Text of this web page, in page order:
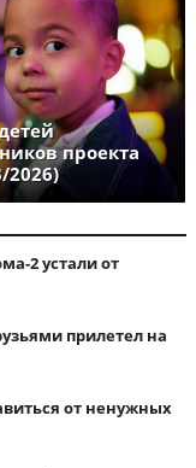
проекта
2026)
2 устали от
прилетел на
от ненужных